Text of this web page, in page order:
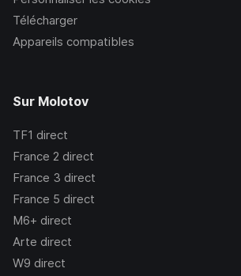
Télécharger
Appareils compatibles
Sur Molotov
TF1 direct
France 2 direct
France 3 direct
France 5 direct
M6+ direct
Arte direct
W9 direct